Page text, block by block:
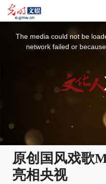
The media could not be
network failed or
原创国风戏歌
亮相央视